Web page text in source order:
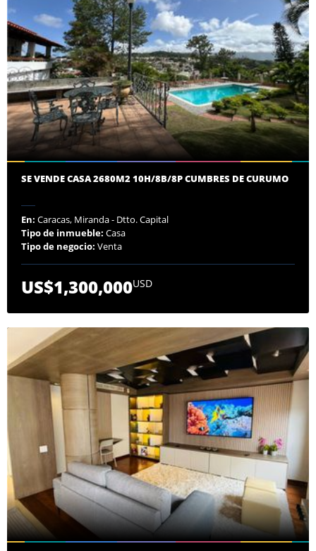
SE VENDE CASA 2680M2 10H/8B/8P CUMBRES DE CURUMO
En: Caracas, Miranda - Dtto. Capital
Tipo de inmueble: Casa
Tipo de negocio: Venta
US$1,300,000USD